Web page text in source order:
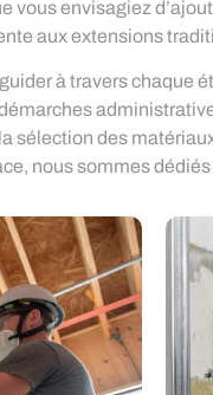
vous envisagiez
aux extensions
à travers chaque
sélection des
nous sommes
bénéficiez d’un
de surélévation